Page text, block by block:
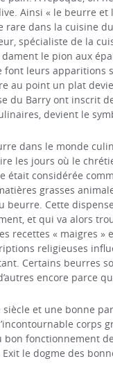
Ainsi « le beurre
rare dans la cuisine
spécialiste de la
le pion aux
leurs apparitions
au point un plat
du Barry ont inscrit
devient le
dans le monde
les jours où le
était considérée
grasses
beurre. Cette
et qui va alors
recettes « maigres
religieuses
Certains beurres
encore parce
siècle et une bonne
corps
fonctionnement
le dogme des